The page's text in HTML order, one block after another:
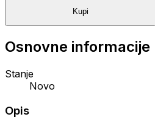
Kupi
Osnovne informacije
Stanje
Novo
Opis